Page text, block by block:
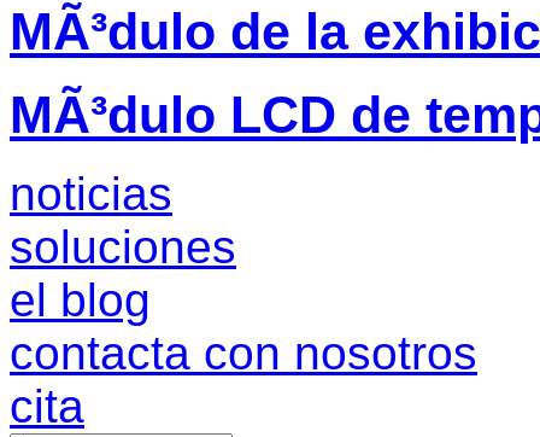
MÃ³dulo de la
MÃ³dulo LCD de
noticias
soluciones
el blog
contacta con nosotros
cita